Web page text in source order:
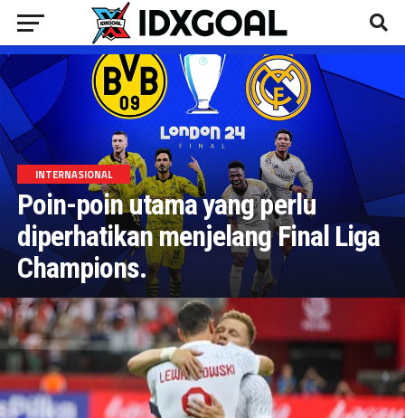
INTERNASIONAL
Poin-poin utama yang perlu
diperhatikan menjelang Final Liga
Champions.